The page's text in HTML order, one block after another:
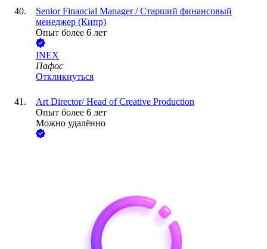
Senior Financial Manager / Старший финансовый
менеджер (Кипр)
Опыт более 6 лет
INEX
Пафос
Откликнуться
Art Director/ Head of Creative Production
Опыт более 6 лет
Можно удалённо